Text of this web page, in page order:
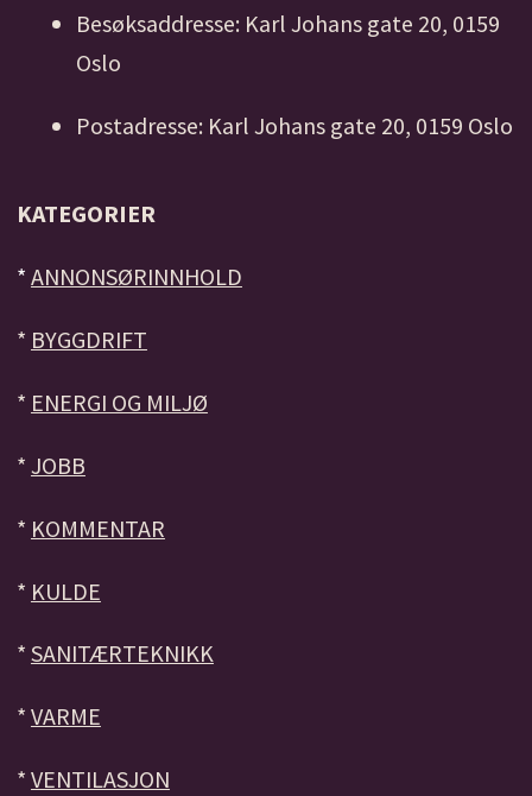
Besøksaddresse: Karl Johans gate 20, 0159
Oslo
Postadresse: Karl Johans gate 20, 0159 Oslo
KATEGORIER
* ANNONSØRINNHOLD
* BYGGDRIFT
* ENERGI OG MILJØ
* JOBB
* KOMMENTAR
* KULDE
* SANITÆRTEKNIKK
* VARME
* VENTILASJON